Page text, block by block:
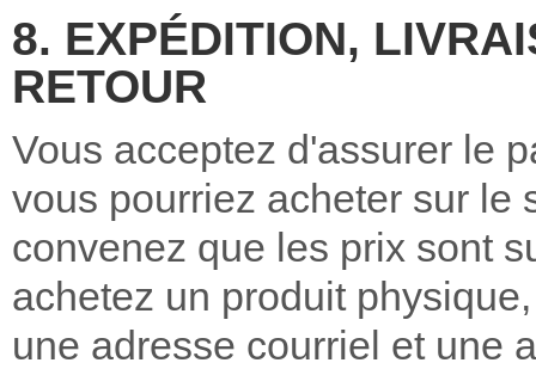
8. EXPÉDITION,
RETOUR
Vous acceptez d'assurer le
vous pourriez acheter sur le
convenez que les prix sont
achetez un produit
une adresse courriel et une